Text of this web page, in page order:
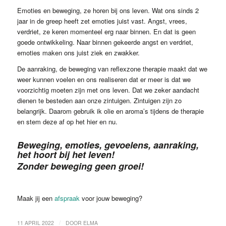
Emoties en beweging, ze horen bij ons leven. Wat ons sinds 2
jaar in de greep heeft zet emoties juist vast. Angst, vrees,
verdriet, ze keren momenteel erg naar binnen. En dat is geen
goede ontwikkeling. Naar binnen gekeerde angst en verdriet,
emoties maken ons juist ziek en zwakker.
De aanraking, de beweging van reflexzone therapie maakt dat we
weer kunnen voelen en ons realiseren dat er meer is dat we
voorzichtig moeten zijn met ons leven. Dat we zeker aandacht
dienen te besteden aan onze zintuigen. Zintuigen zijn zo
belangrijk. Daarom gebruik ik olie en aroma’s tijdens de therapie
en stem deze af op het hier en nu.
Beweging, emoties, gevoelens, aanraking,
het hoort bij het leven!
Zonder beweging geen groei!
Maak jij een afspraakvoor jouw beweging?
11 APRIL 2022 DOOR ELMA